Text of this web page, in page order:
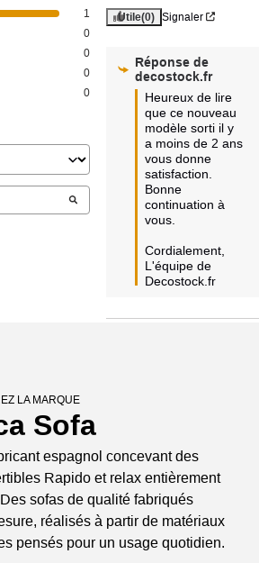
1
0
0
0
0
Utile(0) Signaler
Réponse de
decostock.fr
Heureux de lire
que ce nouveau
modèle sorti il y
a moins de 2 ans
vous donne
satisfaction.
Bonne
continuation à
vous.
Cordialement,
L'équipe de
Decostock.fr
LA MARQUE
Sofa
espagnol concevant des
Rapido et relax entièrement
sofas de qualité fabriqués
réalisés à partir de matériaux
pensés pour un usage quotidien.